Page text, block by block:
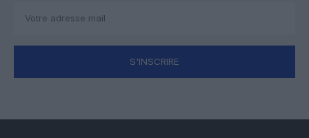
S'INSCRIRE